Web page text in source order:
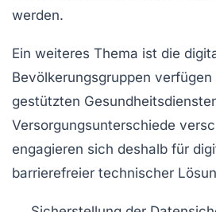
werden.
Ein weiteres Thema ist die
Bevölkerungsgruppen
gestützten
Versorgungsunterschiede
engagieren sich deshalb für
barrierefreier technischer